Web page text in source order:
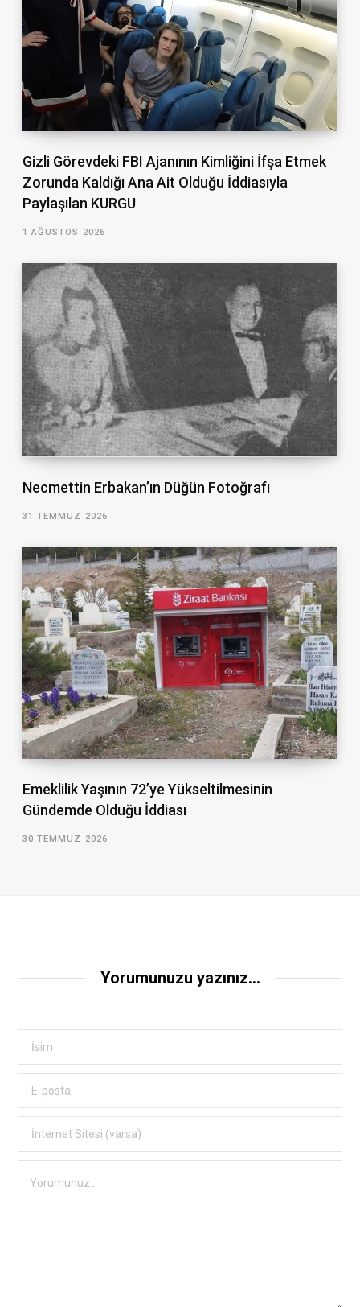
Gizli Görevdeki FBI Ajanının Kimliğini İfşa Etmek
Zorunda Kaldığı Ana Ait Olduğu İddiasıyla
Paylaşılan KURGU
1 AĞUSTOS 2026
Necmettin Erbakan’ın Düğün Fotoğrafı
31 TEMMUZ 2026
Emeklilik Yaşının 72’ye Yükseltilmesinin
Gündemde Olduğu İddiası
30 TEMMUZ 2026
Yorumunuzu yazınız...